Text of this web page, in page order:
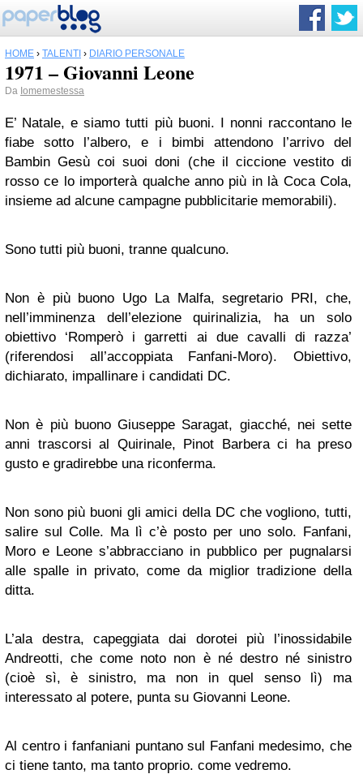
HOME › TALENTI › DIARIO PERSONALE
1971 – Giovanni Leone
Da Iomemestessa
E’ Natale, e siamo tutti più buoni. I nonni raccontano le
fiabe sotto l’albero, e i bimbi attendono l’arrivo del
Bambin Gesù coi suoi doni (che il ciccione vestito di
rosso ce lo importerà qualche anno più in là Coca Cola,
insieme ad alcune campagne pubblicitarie memorabili).
Sono tutti più buoni, tranne qualcuno.
Non è più buono Ugo La Malfa, segretario PRI, che,
nell’imminenza dell’elezione quirinalizia, ha un solo
obiettivo ‘Romperò i garretti ai due cavalli di razza’
(riferendosi all’accoppiata Fanfani-Moro). Obiettivo,
dichiarato, impallinare i candidati DC.
Non è più buono Giuseppe Saragat, giacché, nei sette
anni trascorsi al Quirinale, Pinot Barbera ci ha preso
gusto e gradirebbe una riconferma.
Non sono più buoni gli amici della DC che vogliono, tutti,
salire sul Colle. Ma lì c’è posto per uno solo. Fanfani,
Moro e Leone s’abbracciano in pubblico per pugnalarsi
alle spalle in privato, come da miglior tradizione della
ditta.
L’ala destra, capeggiata dai dorotei più l’inossidabile
Andreotti, che come noto non è né destro né sinistro
(cioè sì, è sinistro, ma non in quel senso lì) ma
interessato al potere, punta su Giovanni Leone.
Al centro i fanfaniani puntano sul Fanfani medesimo, che
ci tiene tanto, ma tanto proprio. come vedremo.